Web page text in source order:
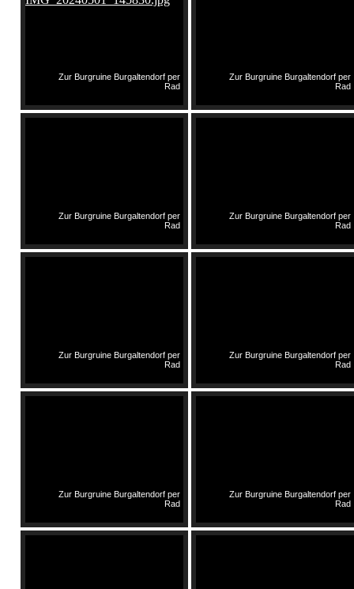
Zur Burgruine Burgaltendorf per
Rad
Zur Burgruine Burgaltendorf per
Rad
Zur Burgruine Burgaltendorf per
Rad
Zur Burgruine Burgaltendorf per
Rad
Zur Burgruine Burgaltendorf per
Rad
Zur Burgruine Burgaltendorf per
Rad
Zur Burgruine Burgaltendorf per
Rad
Zur Burgruine Burgaltendorf per
Rad